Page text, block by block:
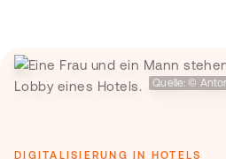
Quelle: ©
DIGITALISIERUNG IN HOTELS